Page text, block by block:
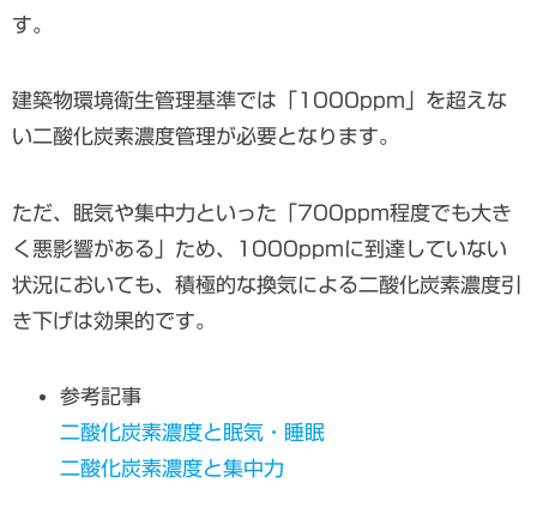
す。
建築物環境衛生管理基準では「1000ppm」を超えな
い二酸化炭素濃度管理が必要となります。
ただ、眠気や集中力といった「700ppm程度でも大き
く悪影響がある」ため、1000ppmに到達していない
状況においても、積極的な換気による二酸化炭素濃度引
き下げは効果的です。
参考記事
二酸化炭素濃度と眠気・睡眠
二酸化炭素濃度と集中力